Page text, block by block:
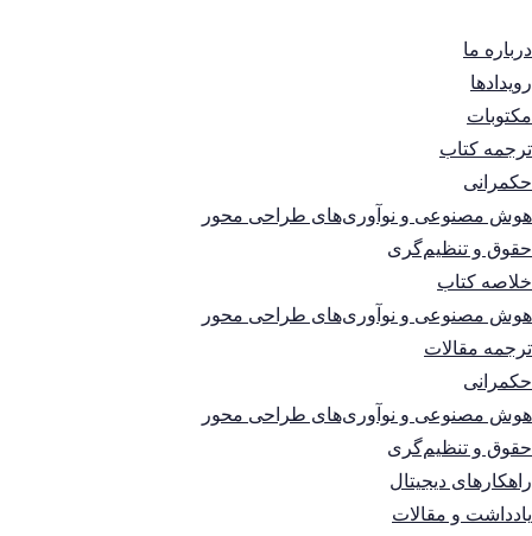
درباره ما
رویدادها
مکتوبات
ترجمه کتاب
حکمرانی
هوش مصنوعی و نوآوری‌های طراحی محور
حقوق و تنظیم‌گری
خلاصه کتاب
هوش مصنوعی و نوآوری‌های طراحی محور
ترجمه مقالات
حکمرانی
هوش مصنوعی و نوآوری‌های طراحی محور
حقوق و تنظیم‌گری
راهکارهای دیجیتال
یادداشت و مقالات